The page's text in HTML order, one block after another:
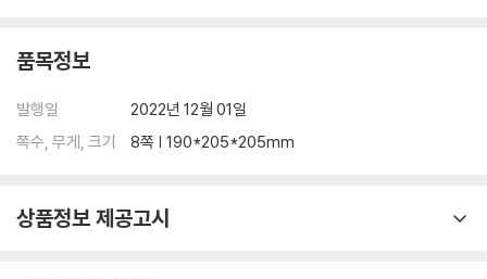
품목정보
발행일
2022년 12월 01일
쪽수, 무게, 크기
8쪽 | 190*205*205mm
상품정보 제공고시